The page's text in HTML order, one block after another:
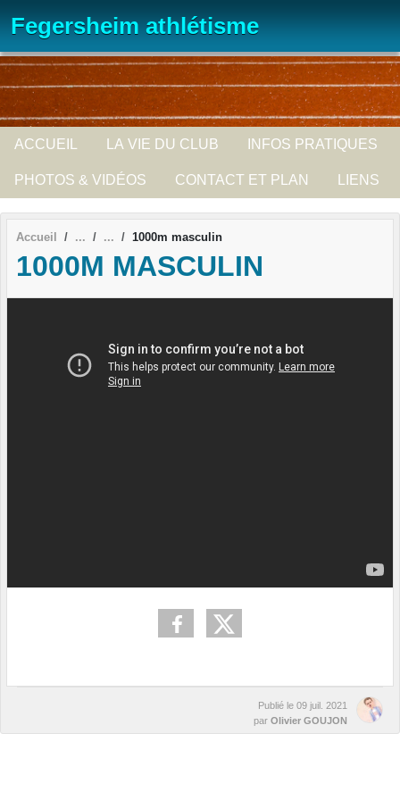
Fegersheim athlétisme
ACCUEIL LA VIE DU CLUB INFOS PRATIQUES
PHOTOS & VIDÉOS CONTACT ET PLAN LIENS
Accueil 1000m masculin
1000M MASCULIN
Publié le 09 juil. 2021
par Olivier GOUJON